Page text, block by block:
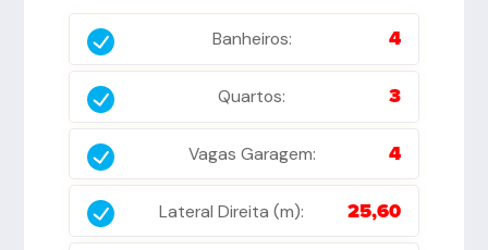
Banheiros: 4
Quartos: 3
Vagas Garagem: 4
Lateral Direita (m): 25,60